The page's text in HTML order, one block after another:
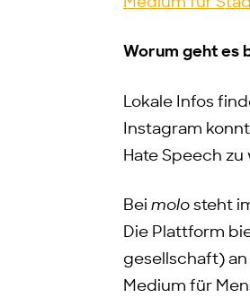
Worum geht es
Lokale Infos
Instagram
Hate Speech
Bei molo steht
Die Plattform
gesellschaft) an
Medium für